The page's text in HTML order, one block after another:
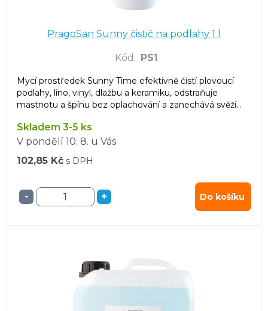
PragoSan Sunny čistič na podlahy 1 l
Kód : PS1
Mycí prostředek Sunny Time efektivně čistí plovoucí
podlahy, lino, vinyl, dlažbu a keramiku, odstraňuje
mastnotu a špínu bez oplachování a zanechává svěží
Skladem 3-5 ks
V pondělí 10. 8. u Vás
102,85 Kč s DPH
- + Do košíku